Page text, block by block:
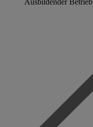
Ausbildender Betrieb